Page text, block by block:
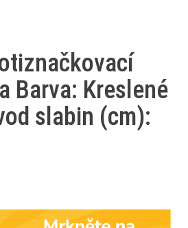
Barva: Kreslené
slabin (cm):